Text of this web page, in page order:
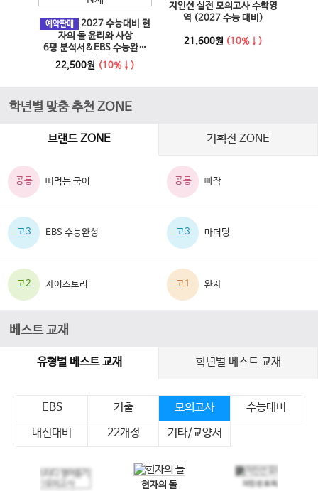
예약판매
2027 수능대비 현
자의 돌 윤리와 사상
6평 분석서&EBS 수능완성
연계 N제
22,500원 (10%↓)
지인선 실전 모의고사 수학영
역 (2027 수능 대비)
21,600원 (10%↓)
이전 슬라이드 다음 슬라이드
학년별 맞춤 추천 ZONE
브랜드 ZONE 기획전 ZONE
공통 떠먹는 국어 공통 빠작
고3 EBS 수능완성 고3 마더텅
고2 자이스토리 고1 완자
베스트 교재
유형별 베스트 교재 학년별 베스트 교재
EBS 기출 모의고사
수능대비
내신대비
22개정 기타/교양서
현자의 돌 지인선 모의고사